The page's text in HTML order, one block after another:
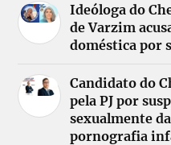
Ideóloga do
de Varzim
doméstica por
Candidato do
pela PJ por
sexualmente
pornografia